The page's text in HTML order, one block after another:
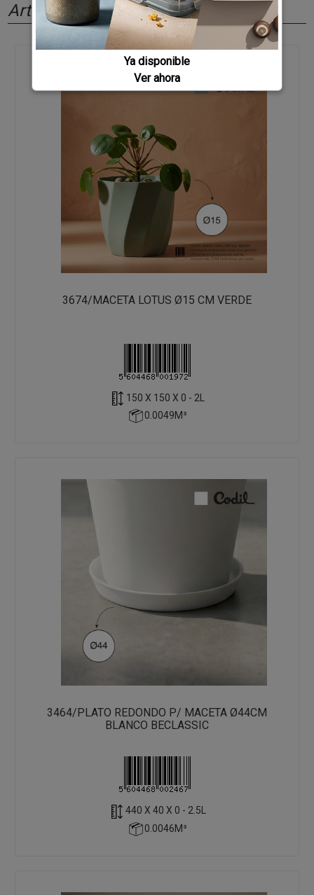
Artículos relacionados
3674/MACETA LOTUS Ø15 CM VERDE
150 X 150 X 0 - 2L
0.0049M³
3464/PLATO REDONDO P/ MACETA Ø44CM
BLANCO BECLASSIC
440 X 40 X 0 - 2.5L
0.0046M³
Ya disponible
Ver ahora